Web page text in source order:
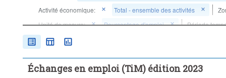
Activité économique:
Total - ensemble des activités
Unité de mesure:
Pourcentage d'emploi
Période
Supprimer tout
Échanges en emploi (TiM) édition 2023